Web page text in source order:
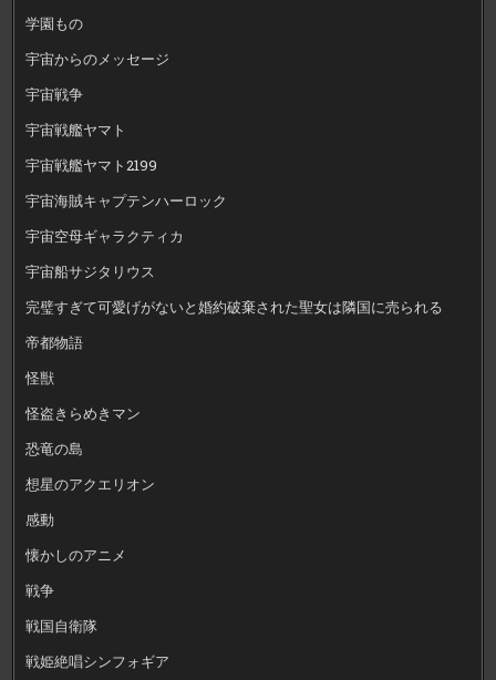
学園もの
宇宙からのメッセージ
宇宙戦争
宇宙戦艦ヤマト
宇宙戦艦ヤマト2199
宇宙海賊キャプテンハーロック
宇宙空母ギャラクティカ
宇宙船サジタリウス
完璧すぎて可愛げがないと婚約破棄された聖女は隣国に売られる
帝都物語
怪獣
怪盗きらめきマン
恐竜の島
想星のアクエリオン
感動
懐かしのアニメ
戦争
戦国自衛隊
戦姫絶唱シンフォギア